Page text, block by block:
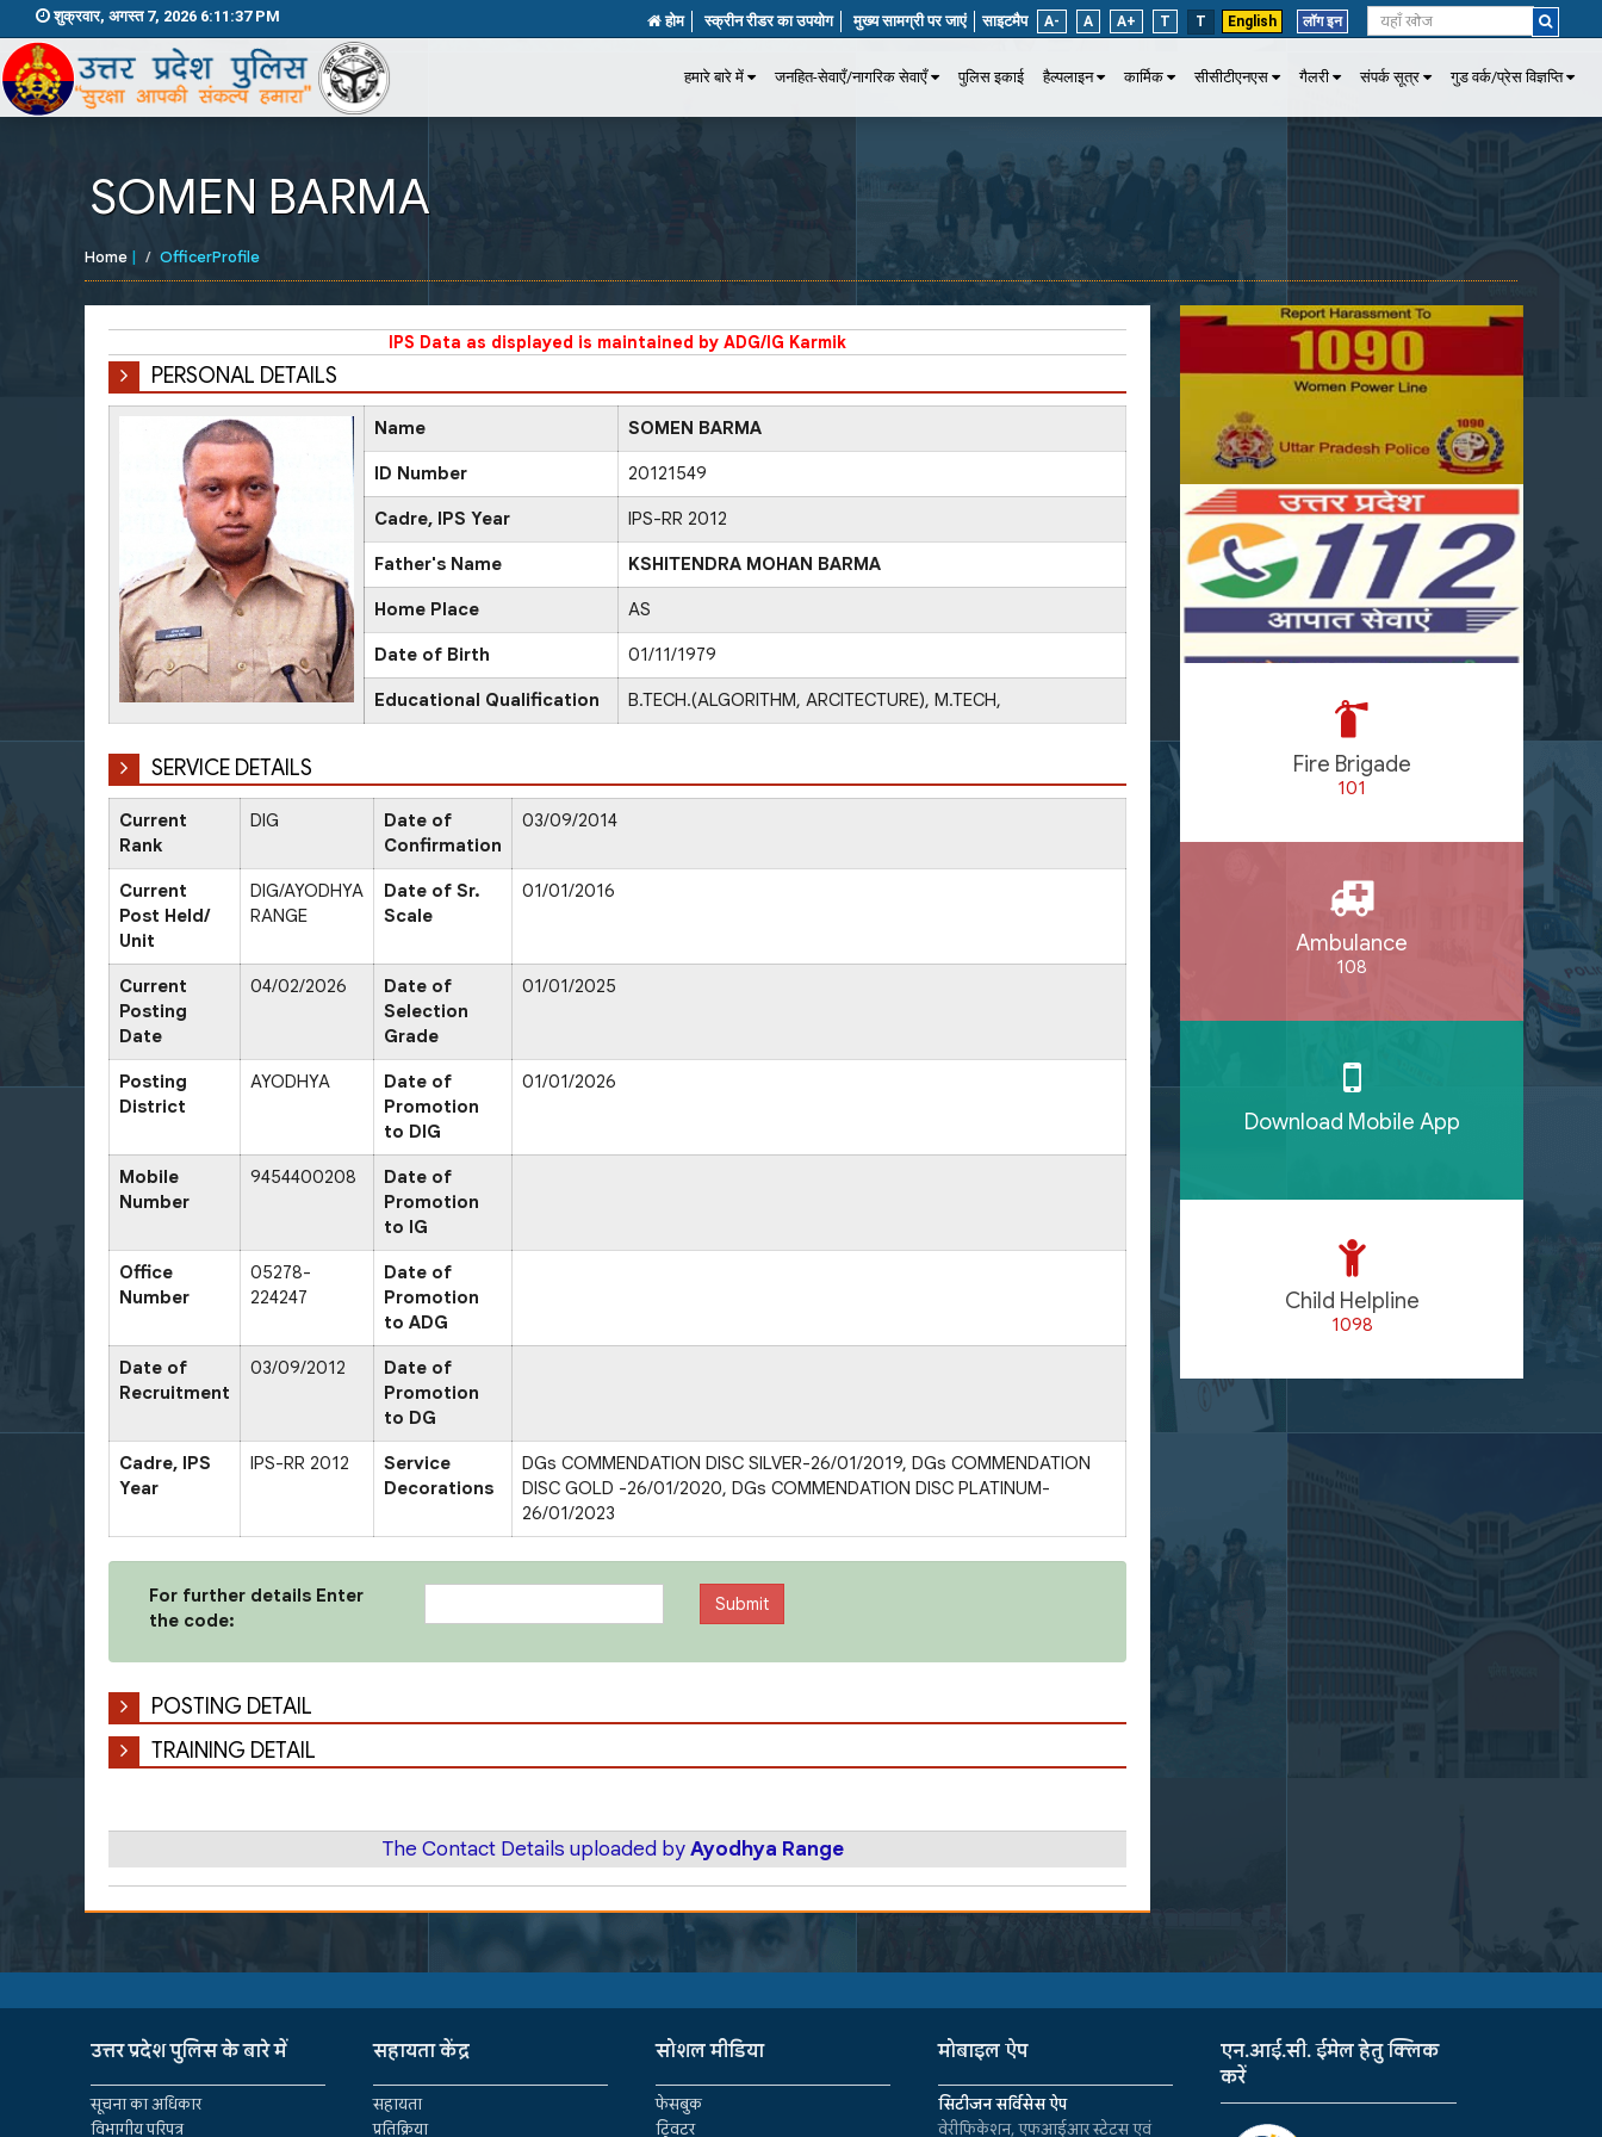
शुक्रवार, अगस्त 7, 2026 6:11:37 PM होम स्क्रीन रीडर का उपयोग मुख्य सामग्री पर जाएं साइटमैप A- A A+ T T English लॉग इन
हमारे बारे में जनहित-सेवाएँ/नागरिक सेवाएँ पुलिस इकाई हैल्पलाइन कार्मिक सीसीटीएनएस गैलरी संपर्क सूत्र गुड वर्क/प्रेस विज्ञप्ति
SOMEN BARMA
Home | OfficerProfile
IPS Data as displayed is maintained by ADG/IG Karmik
PERSONAL DETAILS
Name SOMEN BARMA
ID Number 20121549
Cadre, IPS Year IPS-RR 2012
Father's Name KSHITENDRA MOHAN BARMA
Home Place AS
Date of Birth 01/11/1979
Educational Qualification B.TECH.(ALGORITHM, ARCITECTURE), M.TECH,
SERVICE DETAILS
Current
Rank
DIG
Date of
Confirmation
03/09/2014
Current
Post Held/
Unit
DIG/AYODHYA
RANGE
Date of Sr.
Scale
01/01/2016
Current
Posting
Date
04/02/2026
Date of
Selection
Grade
01/01/2025
Posting
District
AYODHYA
Date of
Promotion
to DIG
01/01/2026
Mobile
Number
9454400208
Date of
Promotion
to IG
Office
Number
05278-
224247
Date of
Promotion
to ADG
Date of
Recruitment
03/09/2012
Date of
Promotion
to DG
Cadre, IPS
Year
IPS-RR 2012
Service
Decorations
DGs COMMENDATION DISC SILVER-26/01/2019, DGs COMMENDATION
DISC GOLD -26/01/2020, DGs COMMENDATION DISC PLATINUM-
26/01/2023
For further details Enter
the code:
POSTING DETAIL
TRAINING DETAIL
The Contact Details uploaded byAyodhya Range
Fire Brigade
101
Ambulance
108
Download Mobile App
Child Helpline
1098
उत्तर प्रदेश पुलिस के बारे में
सूचना का अधिकार
विभागीय परिपत्र
सहायता केंद्र
सहायता
प्रतिक्रिया
सोशल मीडिया
फेसबुक
ट्विटर
मोबाइल ऐप
सिटीजन सर्विसेस ऐप
वेरीफिकेशन, एफआईआर स्टेटस एवं
एन.आई.सी. ईमेल हेतु क्लिक
करें